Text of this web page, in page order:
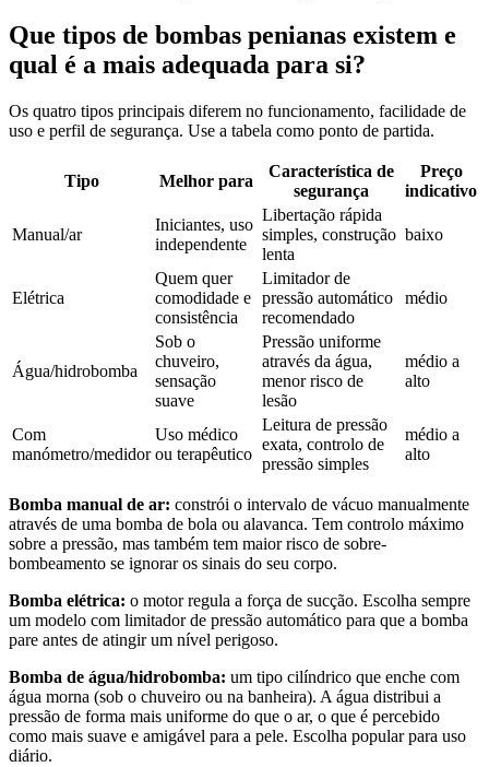
Que tipos de bombas penianas existem e
qual é a mais adequada para si?
Os quatro tipos principais diferem no funcionamento, facilidade de
uso e perfil de segurança. Use a tabela como ponto de partida.
Tipo Melhor para
Característica de
segurança
Preço
indicativo
Manual/ar
Iniciantes, uso
independente
Libertação rápida
simples, construção
lenta
baixo
Elétrica
Quem quer
comodidade e
consistência
Limitador de
pressão automático
recomendado
médio
Água/hidrobomba
Sob o
chuveiro,
sensação
suave
Pressão uniforme
através da água,
menor risco de
lesão
médio a
alto
Com
manómetro/medidor
Uso médico
ou terapêutico
Leitura de pressão
exata, controlo de
pressão simples
médio a
alto
Bomba manual de ar: constrói o intervalo de vácuo manualmente
através de uma bomba de bola ou alavanca. Tem controlo máximo
sobre a pressão, mas também tem maior risco de sobre-
bombeamento se ignorar os sinais do seu corpo.
Bomba elétrica: o motor regula a força de sucção. Escolha sempre
um modelo com limitador de pressão automático para que a bomba
pare antes de atingir um nível perigoso.
Bomba de água/hidrobomba: um tipo cilíndrico que enche com
água morna (sob o chuveiro ou na banheira). A água distribui a
pressão de forma mais uniforme do que o ar, o que é percebido
como mais suave e amigável para a pele. Escolha popular para uso
diário.